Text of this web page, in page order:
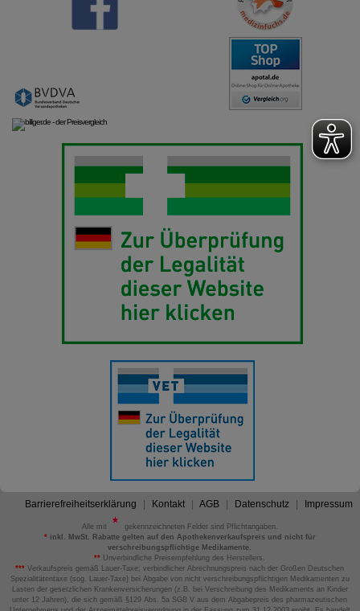
Barrierefreiheitserklärung Kontakt AGB Datenschutz Impressum
Alle mit
gekennzeichneten Felder sind Pflichtangaben.
*inkl. MwSt. Rabatte gelten auf den Apothekenverkaufspreis und nicht für
verschreibungspflichtige Medikamente.
** Unverbindliche Preisempfehlung des Herstellers.
*** Verkaufspreis gemäß Lauer-Taxe; verbindlicher Abrechnungspreis nach der Großen Deutschen
Spezialitätentaxe (sog. Lauer-Taxe) bei Abgabe von nicht verschreibungspflichtigen Medikamenten zu
Lasten der gesetzlichen Krankenversicherungen (z.B. bei Verschreibung des Medikaments an Kinder
unter 12 Jahren), die sich gemäß §129 Abs. 5a SGB V aus dem Abgabepreis des pharmazeutischen